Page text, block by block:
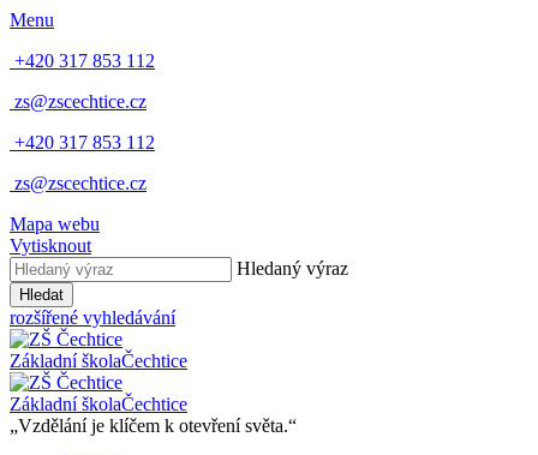
Menu
+420 317 853 112
zs@zscechtice.cz
+420 317 853 112
zs@zscechtice.cz
Mapa webu
Vytisknout
Hledaný výraz
Hledat
rozšířené vyhledávání
Základní školaČechtice
Základní školaČechtice
„Vzdělání je klíčem k otevření světa.“